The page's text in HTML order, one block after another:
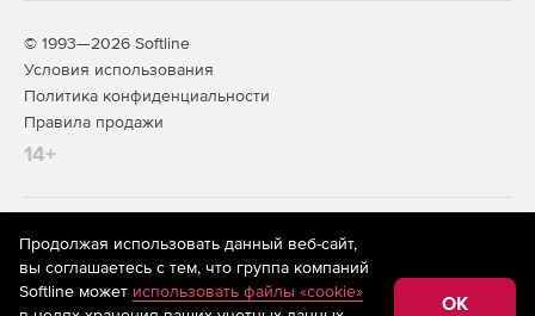
© 1993—2026 Softline
Условия использования
Политика конфиденциальности
Правила продажи
14+
На информационном ресурсе store.softline.ru применяются
рекомендательные технологии
(информационные технологии
предоставления информации на основе сбора,
систематизации и анализа сведений, относящихся к
Продолжая использовать данный веб-сайт,
вы соглашаетесь с тем, что группа компаний
Softline может использовать файлы «cookie»
OK